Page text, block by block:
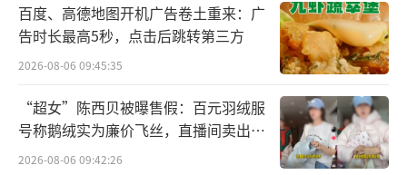
长春所三家的四价流感疫苗才姗姗来迟。就当
市场认为“国家队”只是来唱个配角的时候，
百度、高德地图开机广告卷土重来：广
告时长最高5秒，点击后跳转第三方
2026-08-06 09:45:35
“超女”陈西贝被曝售假：百元羽绒服
号称鹅绒实为廉价飞丝，直播间卖出超
百万元
2026-08-06 09:42:26